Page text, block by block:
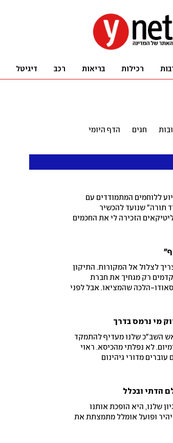
רכילות בריאות רכב דיגיטל
חגים הדף היומי
ללוחמים המתמודדים עם
תורה" שנועד להכשיר
הזכירה לי את החכמים
לצלול אל המקורות. התיקון
רק מגחיך את חברת
הלכה שהמציאו. אבל לפני
בהדרת הנשים אצלו – למשל
מי נרמס בדרך
השב"כ שלנו מעדיף להתמקד
לא נפלתי מהכיסא. ראוי
מדורי גיהינום
הדתי ובכלל
שלנו, היא הופכת אותנו
יהיר ופועל אומלל מתמצתת את